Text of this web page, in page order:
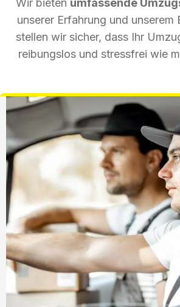
Wir bieten umfassende
unserer Erfahrung und unserem
stellen wir sicher, dass Ihr
reibungslos und stressfrei wie